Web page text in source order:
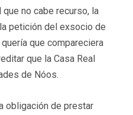
que no cabe recurso, la
petición del exsocio de
que compareciera
que la Casa Real
de Nóos.
obligación de prestar